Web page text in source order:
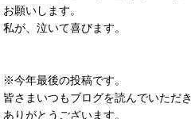
お願いします。
私が、泣いて喜びます。
※今年最後の投稿です。
皆さまいつもブログを読んでいただき
ありがとうございます。